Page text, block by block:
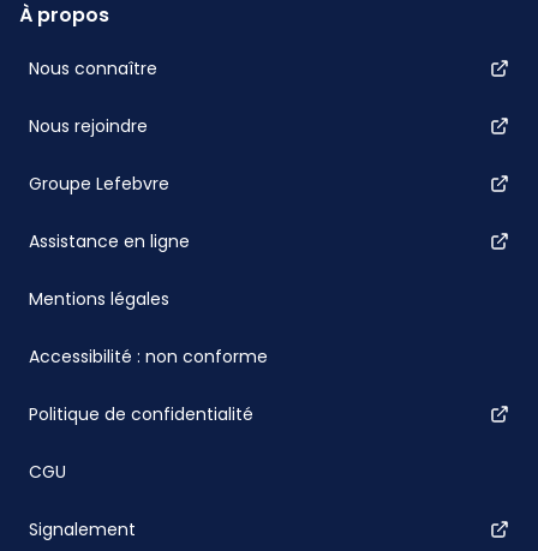
À propos
Nous connaître
Nous rejoindre
Groupe Lefebvre
Assistance en ligne
Mentions légales
Accessibilité : non conforme
Politique de confidentialité
CGU
Signalement